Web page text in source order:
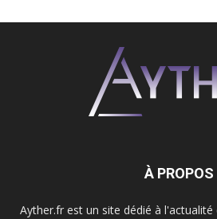
À PROPOS
Ayther.fr est un site dédié à